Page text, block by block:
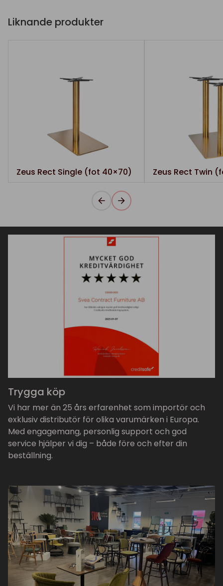
Liknande produkter
Zeus Rect Single (fot 40×70) Zeus Rect Twin
Trygga köp
Vi har mer än 25 års erfarenhet som importör och
exklusiv distributör för olika varumärken i Europa.
Med engagemang, personlig support och god
service hjälper vi dig – både före och efter din
beställning.